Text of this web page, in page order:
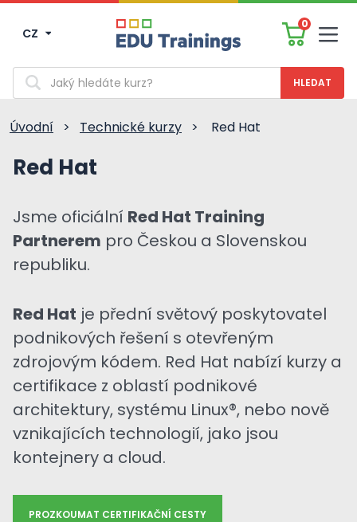
CZ
0
Vyhledávání
Úvodní > Technické kurzy > Red Hat
Red Hat
Jsme oficiální Red Hat Training
Partnerem pro Českou a Slovenskou
republiku.
Red Hat je přední světový poskytovatel
podnikových řešení s otevřeným
zdrojovým kódem. Red Hat nabízí kurzy a
certifikace z oblastí podnikové
architektury, systému Linux®, nebo nově
vznikajících technologií, jako jsou
kontejnery a cloud.
PROZKOUMAT CERTIFIKAČNÍ CESTY